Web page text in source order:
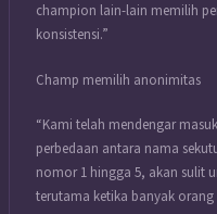
champion lain-lain memilih
konsistensi.”
Champ memilih anonimitas
“Kami telah mendengar
perbedaan antara nama
nomor 1 hingga 5, akan sulit
terutama ketika banyak